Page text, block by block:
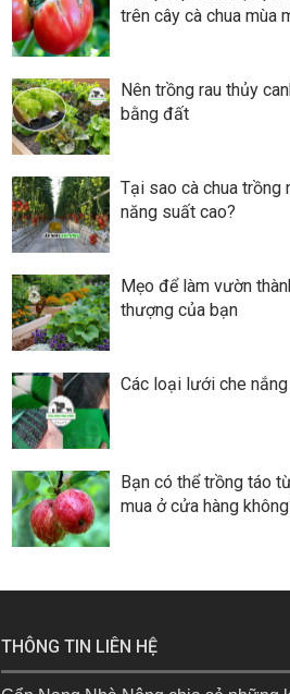
trên cây cà chua mùa
Nên trồng rau thủy
bằng đất
Tại sao cà chua trồng
năng suất cao?
Mẹo để làm vườn
thượng của bạn
Các loại lưới che
Bạn có thể trồng táo
mua ở cửa hàng
THÔNG TIN LIÊN HỆ